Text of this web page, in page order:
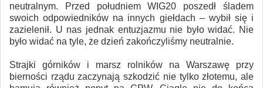
neutralnym. Przed południem WIG20 poszedł śladem
swoich odpowiedników na innych giełdach – wybił się i
zazielenił. U nas jednak entuzjazmu nie było widać. Nie
było widać na tyle, że dzień zakończyliśmy neutralnie.
Strajki górników i marsz rolników na Warszawę przy
bierności rządu zaczynają szkodzić nie tylko złotemu, ale